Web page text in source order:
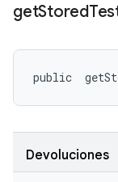
getStored
public
Devoluciones